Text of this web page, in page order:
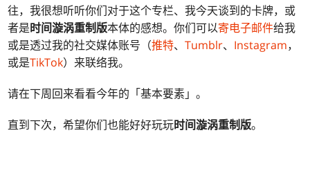
往，我很想听听你们对于这个专栏、我今天谈到的卡牌，或
者是时间漩涡重制版本体的感想。你们可以寄电子邮件给我
或是透过我的社交媒体账号（推特、Tumblr、 Instagram，
或是TikTok）来联络我。
请在下周回来看看今年的「基本要素」。
直到下次，希望你们也能好好玩玩时间漩涡重制版。